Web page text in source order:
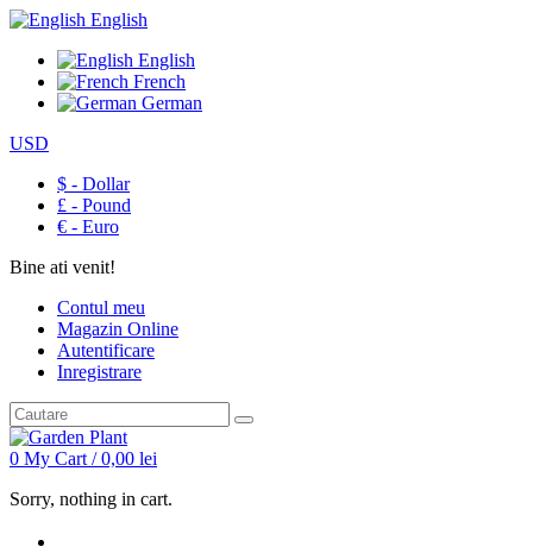
English
English
French
German
USD
$ - Dollar
£ - Pound
€ - Euro
Bine ati venit!
Contul meu
Magazin Online
Autentificare
Inregistrare
0 My Cart /0,00 lei
Sorry, nothing in cart.